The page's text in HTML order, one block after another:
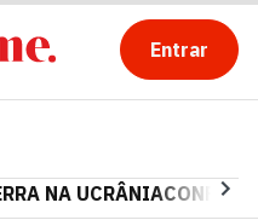
Entrar
NA UCRÂNIA